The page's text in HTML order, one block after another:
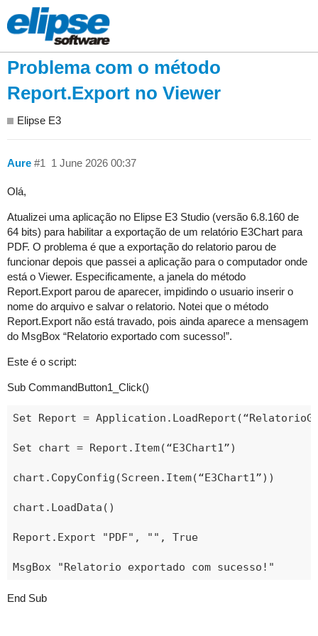
Problema com o método
Report.Export no Viewer
Elipse E3
Aure 1 June 2026 00:37
#1
Olá,
Atualizei uma aplicação no Elipse E3 Studio (versão 6.8.160 de
64 bits) para habilitar a exportação de um relatório E3Chart para
PDF. O problema é que a exportação do relatorio parou de
funcionar depois que passei a aplicação para o computador onde
está o Viewer. Especificamente, a janela do método
Report.Export parou de aparecer, impidindo o usuario inserir o
nome do arquivo e salvar o relatorio. Notei que o método
Report.Export não está travado, pois ainda aparece a mensagem
do MsgBox “Relatorio exportado com sucesso!”.
Este é o script:
Sub CommandButton1_Click()
Set Report =
Set chart = Report.Item(“E3Chart1”)
chart.CopyConfig(Screen.Item(“E3Chart1”))
chart.LoadData()
Report.Export "PDF", "", True
End Sub